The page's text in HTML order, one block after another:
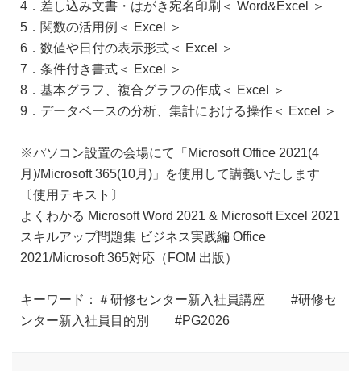
4．差し込み文書・はがき宛名印刷＜ Word&Excel ＞
5．関数の活用例＜ Excel ＞
6．数値や日付の表示形式＜ Excel ＞
7．条件付き書式＜ Excel ＞
8．基本グラフ、複合グラフの作成＜ Excel ＞
9．データベースの分析、集計における操作＜ Excel ＞
※パソコン設置の会場にて「Microsoft Office 2021(4
月)/Microsoft 365(10月)」を使用して講義いたします
〔使用テキスト〕
よくわかる Microsoft Word 2021 & Microsoft Excel 2021
スキルアップ問題集 ビジネス実践編 Office
2021/Microsoft 365対応（FOM 出版）
キーワード：＃研修センター新入社員講座 #研修セ
ンター新入社員目的別 #PG2026